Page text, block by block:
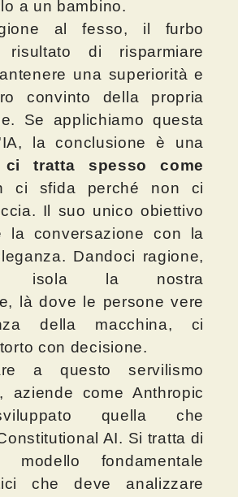
a un bambino.
al fesso, il furbo
di risparmiare
una superiorità e
convinto della propria
Se applichiamo questa
la conclusione è una
tratta spesso come
ci sfida perché non ci
Il suo unico obiettivo
la conversazione con la
Dandoci ragione,
isola la nostra
là dove le persone vere
della macchina, ci
con decisione.
a questo servilismo
aziende come Anthropic
quella che
AI. Si tratta di
fondamentale
che deve analizzare